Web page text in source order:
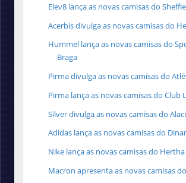
Elev8 lança as novas camisas do
Acerbis divulga as novas camisas do
Hummel lança as novas camisas do
Braga
Pirma divulga as novas camisas do
Pirma lança as novas camisas do Club
Silver divulga as novas camisas do
Adidas lança as novas camisas do
Nike lança as novas camisas do
Macron apresenta as novas camisas